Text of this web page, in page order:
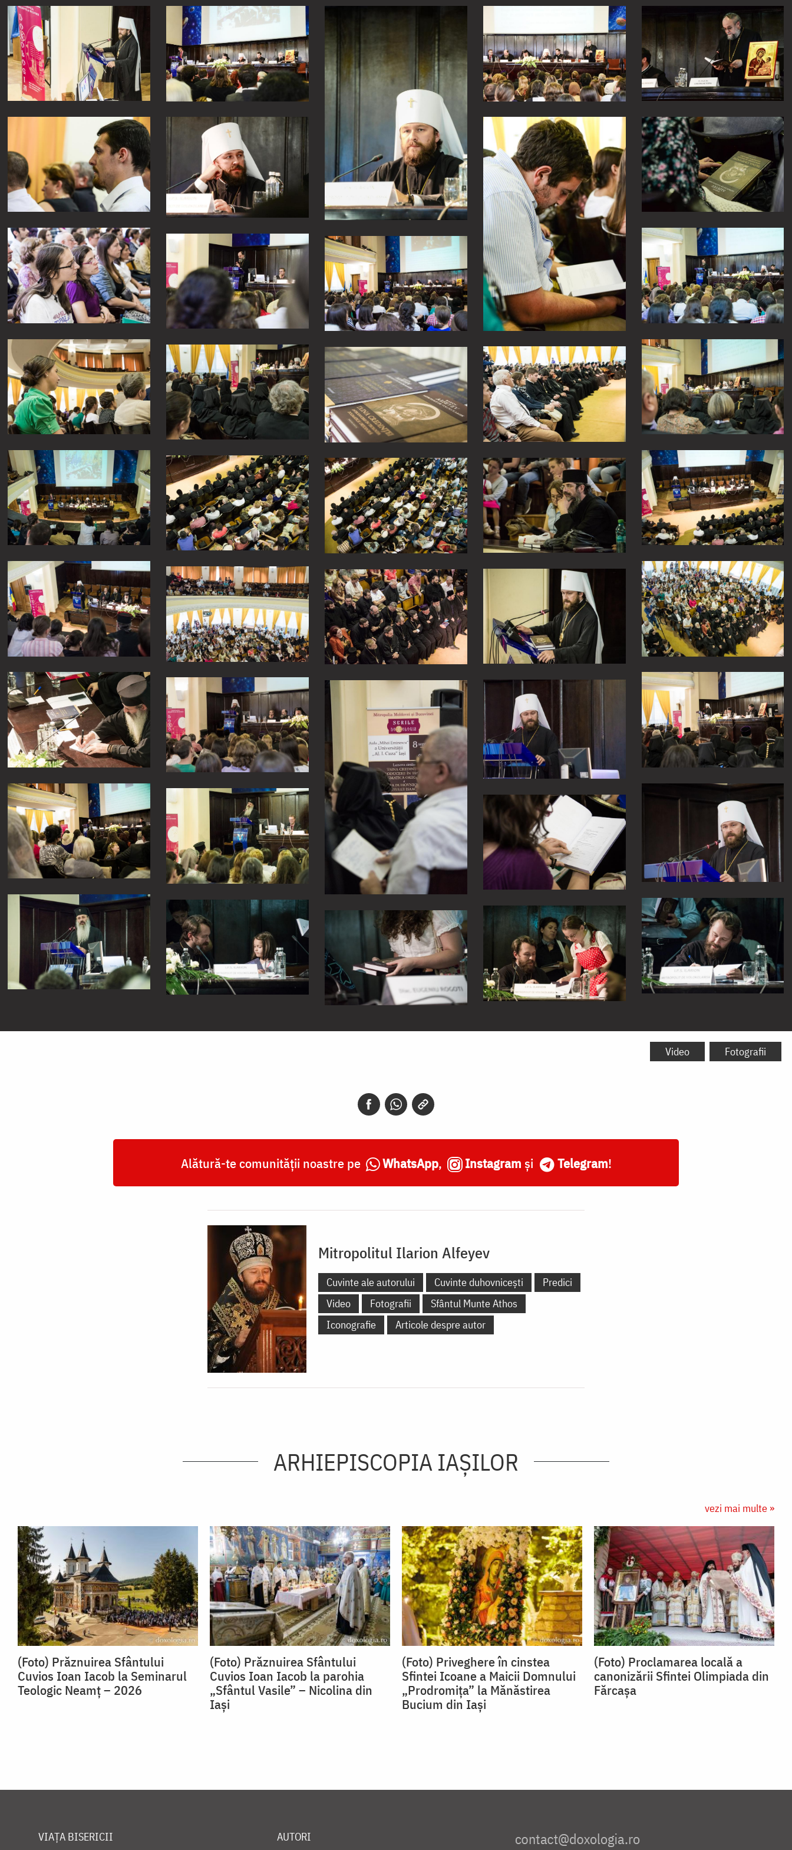
Video Fotografii
Alătură-te comunității noastre pe WhatsApp, Instagram și Telegram!
Mitropolitul Ilarion Alfeyev
Cuvinte ale autorului Cuvinte duhovnicești
Predici
Video
Fotografii
Sfântul Munte Athos
Iconografie
Articole despre autor
ARHIEPISCOPIA IAŞILOR
vezi mai multe »
(Foto) Prăznuirea Sfântului
Cuvios Ioan Iacob la Seminarul
Teologic Neamț – 2026
(Foto) Prăznuirea Sfântului
Cuvios Ioan Iacob la parohia
„Sfântul Vasile” – Nicolina din
Iași
(Foto) Priveghere în cinstea
Sfintei Icoane a Maicii Domnului
„Prodromița” la Mănăstirea
Bucium din Iași
(Foto) Proclamarea locală a
canonizării Sfintei Olimpiada din
Fărcașa
VIAȚA BISERICII AUTORI